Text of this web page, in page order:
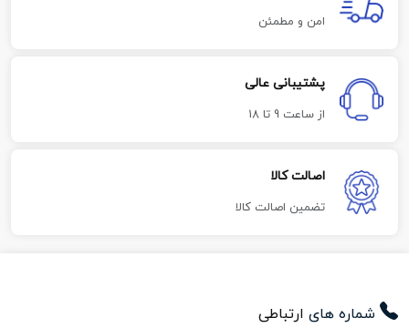
امن و مطمئن
پشتیبانی عالی
از ساعت 9 تا 18
اصالت کالا
تضمین اصالت کالا
شماره های ارتباطی